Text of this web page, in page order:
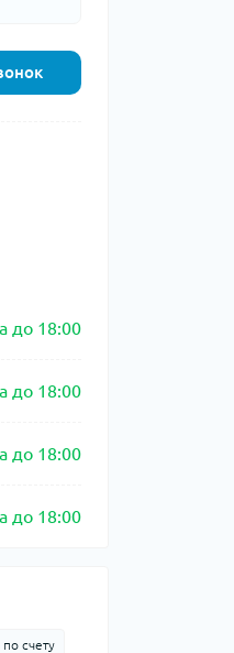
до 18:00
до 18:00
до 18:00
до 18:00
по счету